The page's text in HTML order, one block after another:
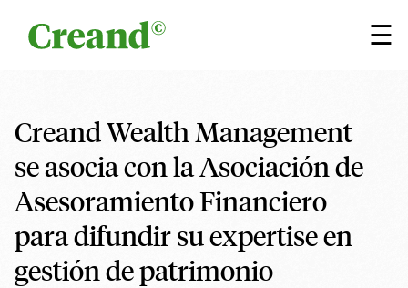
☰
×
Creand Wealth Management
se asocia con la Asociación de
Asesoramiento Financiero
para difundir su expertise en
gestión de patrimonio